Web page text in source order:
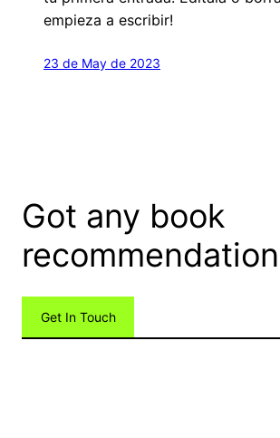
empieza a escribir!
23 de May de 2023
Got any book
Get In Touch